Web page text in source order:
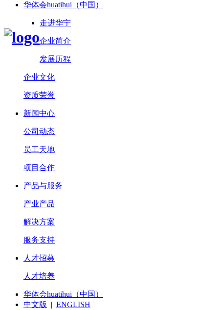
华体会huatihui（中国）
走进华宁
企业简介
发展历程
企业文化
资质荣誉
新闻中心
公司动态
员工天地
项目合作
产品与服务
产业产品
解决方案
服务支持
人才招募
人才培养
华体会huatihui（中国）
中文版
| ENGLISH